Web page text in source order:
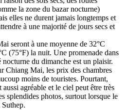
la zone du bazar nocturne)
elles ne durent jamais longtemps et
à une majorité de jours secs et
seront à une moyenne de 32°C
(75°F) la nuit. Une promenade dans
du dimanche est un plaisir.
Chiang Mai, les prix des chambres
moins de touristes. Pourtant,
agréable et le ciel peut être très
splendides photos, surtout lorsque le